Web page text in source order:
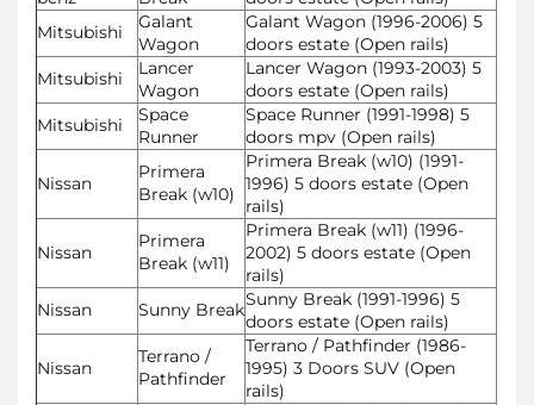
Mitsubishi
Galant
Wagon
Galant Wagon (1996-2006) 5
doors estate (Open rails)
Mitsubishi
Lancer
Wagon
Lancer Wagon (1993-2003) 5
doors estate (Open rails)
Mitsubishi
Space
Runner
Space Runner (1991-1998) 5
doors mpv (Open rails)
Nissan
Primera
Break (w10)
Primera Break (w10) (1991-
1996) 5 doors estate (Open
rails)
Nissan
Primera
Break (w11)
Primera Break (w11) (1996-
2002) 5 doors estate (Open
rails)
Nissan
Sunny BreakSunny Break (1991-1996) 5
doors estate (Open rails)
Nissan
Terrano /
Pathfinder
Terrano / Pathfinder (1986-
1995) 3 Doors SUV (Open
rails)